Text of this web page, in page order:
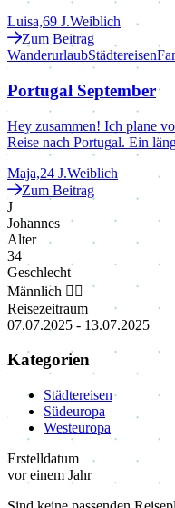
Luisa,69 J.Weiblich
Zum Beitrag
WanderurlaubStädtereisen
Portugal September
Hey zusammen! Ich plane
Reise nach Portugal. Ein
Maja,24 J.Weiblich
Zum Beitrag
J
Johannes
Alter
34
Geschlecht
Männlich 🙋‍♂
Reisezeitraum
07.07.2025 - 13.07.2025
Kategorien
Städtereisen
Südeuropa
Westeuropa
Erstelldatum
vor einem Jahr